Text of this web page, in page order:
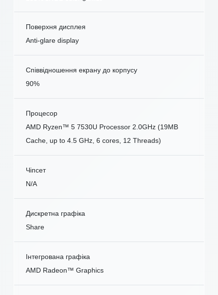
Поверхня дисплея
Anti-glare display
Співвідношення екрану до корпусу
90%
Процесор
AMD Ryzen™ 5 7530U Processor 2.0GHz (19MB
Cache, up to 4.5 GHz, 6 cores, 12 Threads)
Чіпсет
N/A
Дискретна графіка
Share
Інтегрована графіка
AMD Radeon™ Graphics